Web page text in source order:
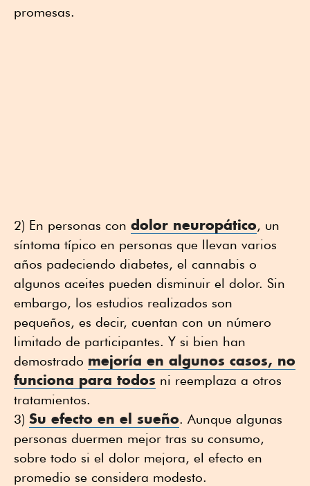
promesas.
2) En personas con dolor neuropático, un
síntoma típico en personas que llevan varios
años padeciendo diabetes, el cannabis o
algunos aceites pueden disminuir el dolor. Sin
embargo, los estudios realizados son
pequeños, es decir, cuentan con un número
limitado de participantes. Y si bien han
demostrado mejoría en algunos casos, no
funciona para todos ni reemplaza a otros
tratamientos.
3) Su efecto en el sueño. Aunque algunas
personas duermen mejor tras su consumo,
sobre todo si el dolor mejora, el efecto en
promedio se considera modesto.